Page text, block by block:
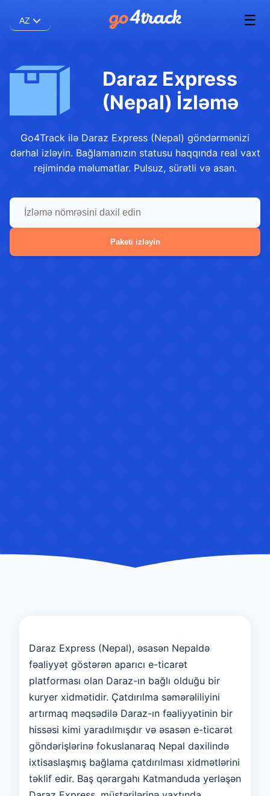
AZ ☰
Daraz Express
(Nepal) İzləmə
Go4Track ilə Daraz Express (Nepal) göndərmənizi
dərhal izləyin. Bağlamanızın statusu haqqında real vaxt
rejimində məlumatlar. Pulsuz, sürətli və asan.
Paketi izləyin
Daraz Express (Nepal), əsasən Nepaldə
fəaliyyət göstərən aparıcı e-ticarət
platforması olan Daraz-ın bağlı olduğu bir
kuryer xidmətidir. Çatdırılma səmərəliliyini
artırmaq məqsədilə Daraz-ın fəaliyyətinin bir
hissəsi kimi yaradılmışdır və əsasən e-ticarət
göndərişlərinə fokuslanaraq Nepal daxilində
ixtisaslaşmış bağlama çatdırılması xidmətlərini
təklif edir. Baş qərargahı Katmanduda yerləşən